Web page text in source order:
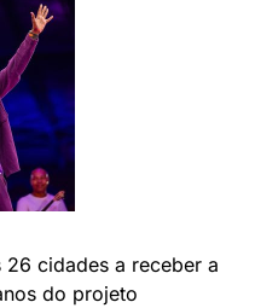
26 cidades a receber a
do projeto